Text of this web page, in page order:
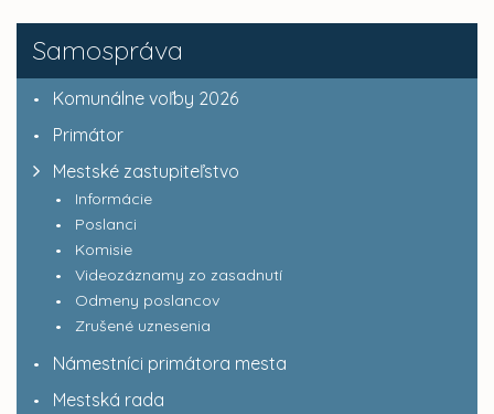
Samospráva
Komunálne voľby 2026
Primátor
Mestské zastupiteľstvo
Informácie
Poslanci
Komisie
Videozáznamy zo zasadnutí
Odmeny poslancov
Zrušené uznesenia
Námestníci primátora mesta
Mestská rada